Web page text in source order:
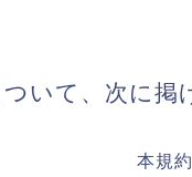
いて、次に掲
本規